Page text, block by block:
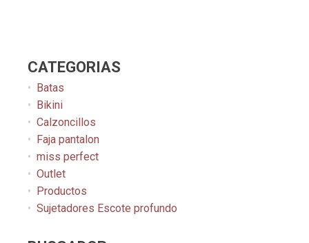
CATEGORIAS
Batas
Bikini
Calzoncillos
Faja pantalon
miss perfect
Outlet
Productos
Sujetadores Escote profundo